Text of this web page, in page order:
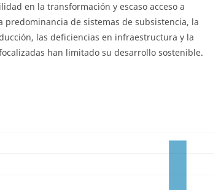
en la transformación y escaso acceso a
predominancia de sistemas de subsistencia, la
las deficiencias en infraestructura y la
han limitado su desarrollo sostenible.